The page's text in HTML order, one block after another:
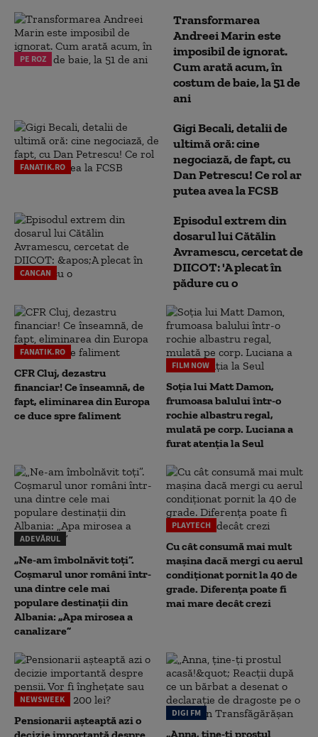
PE ROZ
Transformarea
Andreei Marin este
imposibil de ignorat.
Cum arată acum, în
costum de baie, la 51 de
ani
FANATIK.RO
Gigi Becali, detalii de
ultimă oră: cine
negociază, de fapt, cu
Dan Petrescu! Ce rol ar
putea avea la FCSB
CANCAN
Episodul extrem din
dosarul lui Cătălin
Avramescu, cercetat de
DIICOT: 'A plecat în
pădure cu o
FANATIK.RO
CFR Cluj, dezastru
financiar! Ce înseamnă, de
fapt, eliminarea din Europa
ce duce spre faliment
FILM NOW
Soția lui Matt Damon,
frumoasa balului într-o
rochie albastru regal,
mulată pe corp. Luciana a
furat atenția la Seul
ADEVĂRUL
„Ne-am îmbolnăvit toți”.
Coșmarul unor români într-
una dintre cele mai
populare destinații din
Albania: „Apa mirosea a
canalizare”
PLAYTECH
Cu cât consumă mai mult
mașina dacă mergi cu aerul
condiționat pornit la 40 de
grade. Diferența poate fi
mai mare decât crezi
NEWSWEEK
Pensionarii așteaptă azi o
DIGI FM
„Anna, ţine-ţi prostul